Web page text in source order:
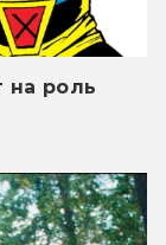
на роль